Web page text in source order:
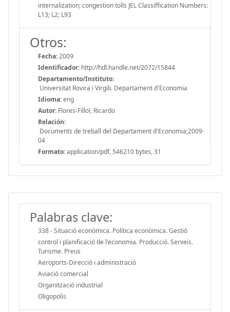
internalization; congestion tolls JEL Classiffication Numbers:
L13; L2; L93
Otros:
Fecha:2009
Identificador: http://hdl.handle.net/2072/15844
Departamento/Instituto:
Universitat Rovira i Virgili. Departament d'Economia
Idioma:eng
Autor: Flores-Fillol, Ricardo
Relación:
Documents de treball del Departament d'Economia;2009-
04
Formato:application/pdf, 546210 bytes, 31
Palabras clave:
338 - Situació econòmica. Política econòmica. Gestió
control i planificació de l'economia. Producció. Serveis.
Turisme. Preus
Aeroports-Direcció i administració
Aviació comercial
Organització industrial
Oligopolis